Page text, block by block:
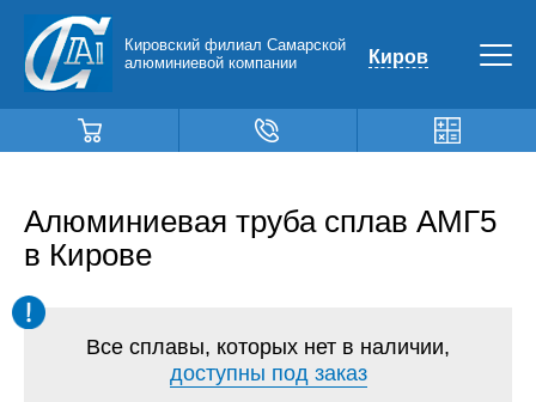
Кировский филиал Самарской
алюминиевой компании
Киров
Алюминиевая труба сплав АМГ5
в Кирове
Все сплавы, которых нет в наличии,
доступны под заказ